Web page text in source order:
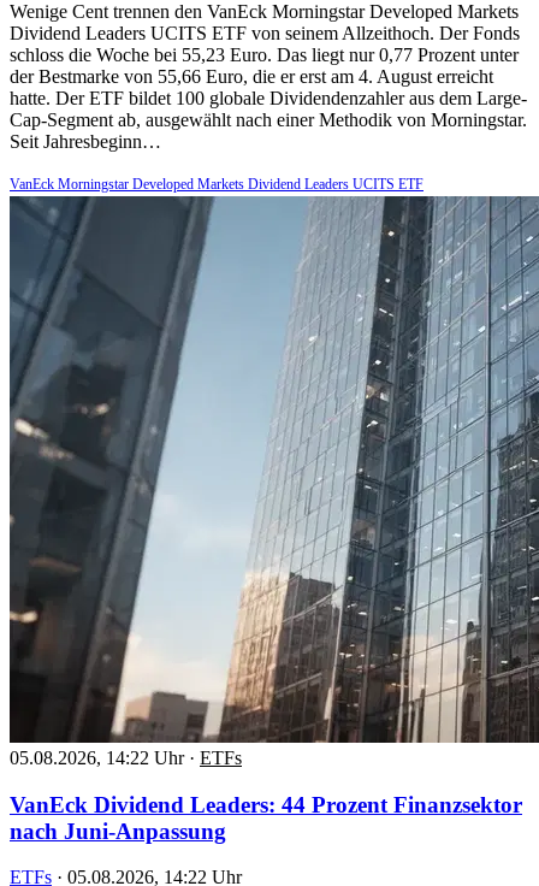
Wenige Cent trennen den VanEck Morningstar Developed Markets
Dividend Leaders UCITS ETF von seinem Allzeithoch. Der Fonds
schloss die Woche bei 55,23 Euro. Das liegt nur 0,77 Prozent unter
der Bestmarke von 55,66 Euro, die er erst am 4. August erreicht
hatte. Der ETF bildet 100 globale Dividendenzahler aus dem Large-
Cap-Segment ab, ausgewählt nach einer Methodik von Morningstar.
Seit Jahresbeginn…
VanEck Morningstar Developed Markets Dividend Leaders UCITS ETF
05.08.2026, 14:22 Uhr · ETFs
VanEck Dividend Leaders: 44 Prozent Finanzsektor
nach Juni-Anpassung
ETFs · 05.08.2026, 14:22 Uhr